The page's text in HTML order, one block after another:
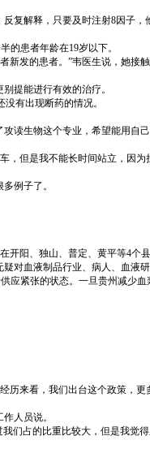
复解释，只要及时注射8因子，
患者年龄在19岁以下。
发的患者。”韦医生说，她接
提能进行有效的治疗。
有出现断药的情况。
读生物这个专业，希望能用自
但是我不能长时间站立，因为
例子了。
阳、独山、普定、黄平等4个
对血液制品行业、病人、血液
应紧张的状态。一旦贵州减少
来看，我们出台这个政策，更
人员说。
们占的比重比较大，但是我觉